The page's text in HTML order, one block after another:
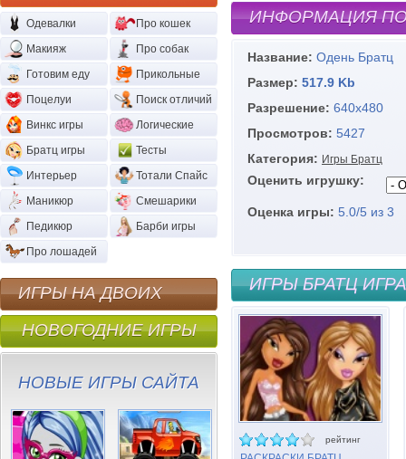
ИНФОРМАЦИЯ
Название: Одень Братц
Размер: 517.9 Kb
Разрешение: 640х480
Просмотров: 5427
Категория: Игры Братц
Оценить игрушку:
Оценка игры: 5.0/5 из 3
ИГРЫ БРАТЦ
рейтинг
Одевалки
Про кошек
Макияж
Про собак
Готовим еду
Прикольные
Поцелуи
Поиск отличий
Винкс игры
Логические
Братц игры
Тесты
Интерьер
Тотали Спайс
Маникюр
Смешарики
Педикюр
Барби игры
Про лошадей
ИГРЫ НА ДВОИХ
НОВОГОДНИЕ ИГРЫ
НОВЫЕ ИГРЫ САЙТА